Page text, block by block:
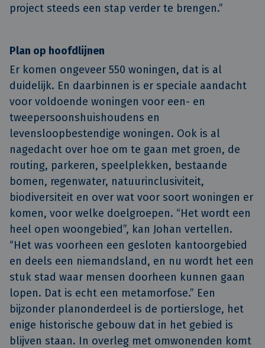
project steeds een stap verder te brengen.”
Plan op hoofdlijnen
Er komen ongeveer 550 woningen, dat is al
duidelijk. En daarbinnen is er speciale aandacht
voor voldoende woningen voor een- en
tweepersoonshuishoudens en
levensloopbestendige woningen. Ook is al
nagedacht over hoe om te gaan met groen, de
routing, parkeren, speelplekken, bestaande
bomen, regenwater, natuurinclusiviteit,
biodiversiteit en over wat voor soort woningen er
komen, voor welke doelgroepen. “Het wordt een
heel open woongebied”, kan Johan vertellen.
“Het was voorheen een gesloten kantoorgebied
en deels een niemandsland, en nu wordt het een
stuk stad waar mensen doorheen kunnen gaan
lopen. Dat is echt een metamorfose.” Een
bijzonder planonderdeel is de portiersloge, het
enige historische gebouw dat in het gebied is
blijven staan. In overleg met omwonenden komt